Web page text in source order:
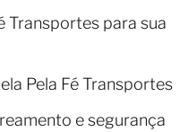
Transportes para sua
Pela Fé Transportes
e segurança